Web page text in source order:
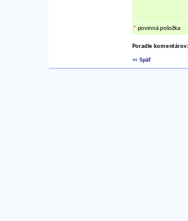
* povinná položka
Poradie komentárov:
<< Späť